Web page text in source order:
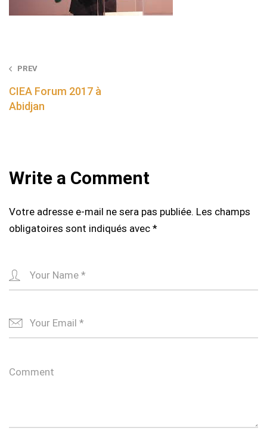
Post
navigation
PREV
CIEA Forum 2017 à
Abidjan
Write a Comment
Votre adresse e-mail ne sera pas publiée. Les champs
obligatoires sont indiqués avec *